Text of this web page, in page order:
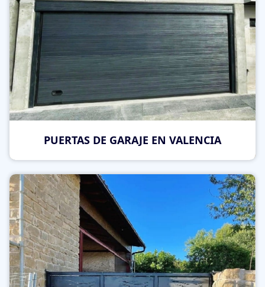
PUERTAS DE GARAJE EN VALENCIA